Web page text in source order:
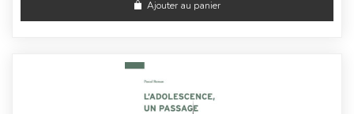
Ajouter au panier